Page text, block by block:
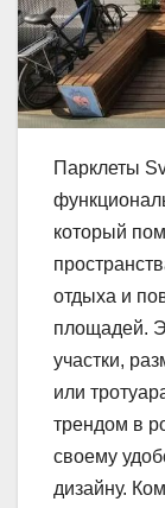
Парклеты
который
отдыха и
площадей.
участки,
или
трендом в
своему
дизайну.